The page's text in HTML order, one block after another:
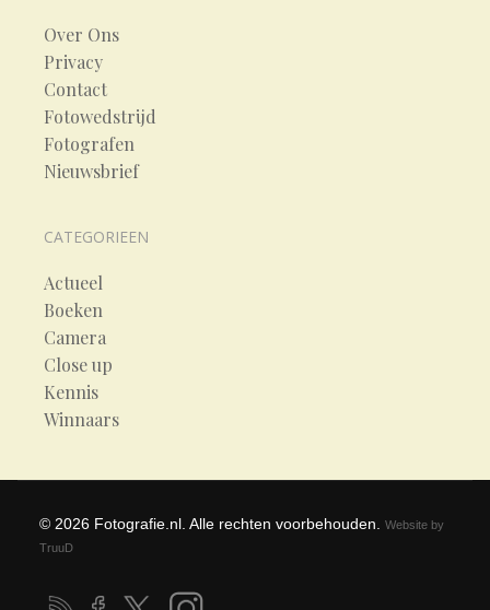
Over Ons
Privacy
Contact
Fotowedstrijd
Fotografen
Nieuwsbrief
CATEGORIEEN
Actueel
Boeken
Camera
Close up
Kennis
Winnaars
© 2026 Fotografie.nl. Alle rechten voorbehouden.
Website by
TruuD